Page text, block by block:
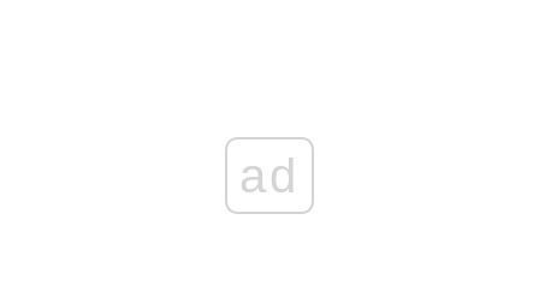
ad